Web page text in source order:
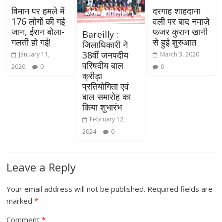
विमान पर हमले में
176 लोगों की गई
जान, ईरान बोला-
गलती हो गई!
January 11,
2020
0
Bareilly :
जिलाधिकारी ने
38वीं जनपदीय
परिषदीय बाल
क्रीड़ा
प्रतियोगिता एवं
बाल समारोह का
किया शुभारंभ
February 12,
2024
0
दरगाह शाहदाना
वली पर बाद नमाज़े
फजर कुरान खानी
से हुई शुरुआत
March 3, 2020
0
Leave a Reply
Your email address will not be published. Required fields are
marked*
Comment*